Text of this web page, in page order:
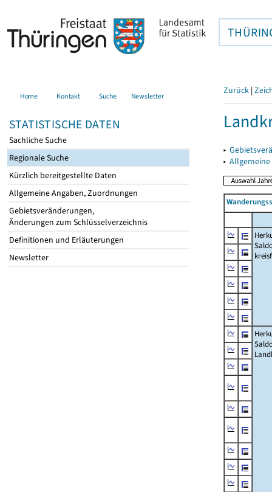
Home Kontakt Suche Newsletter
STATISTISCHE DATEN
Sachliche Suche
Regionale Suche
Kürzlich bereitgestellte Daten
Allgemeine Angaben, Zuordnungen
Gebietsveränderungen,
Änderungen zum Schlüsselverzeichnis
Definitionen und Erläuterungen
Newsletter
Zurück |
▸
▸